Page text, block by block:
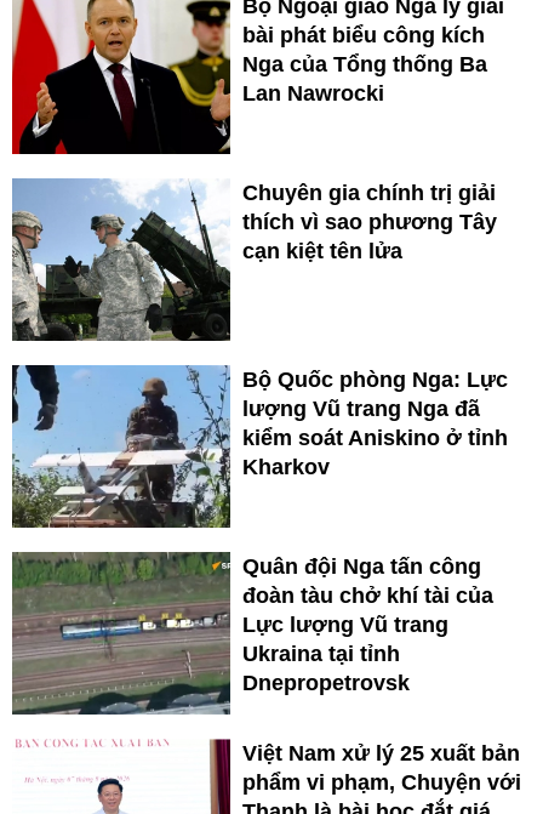
Bộ Ngoại giao Nga lý giải
bài phát biểu công kích
Nga của Tổng thống Ba
Lan Nawrocki
Chuyên gia chính trị giải
thích vì sao phương Tây
cạn kiệt tên lửa
Bộ Quốc phòng Nga: Lực
lượng Vũ trang Nga đã
kiểm soát Aniskino ở tỉnh
Kharkov
Quân đội Nga tấn công
đoàn tàu chở khí tài của
Lực lượng Vũ trang
Ukraina tại tỉnh
Dnepropetrovsk
Việt Nam xử lý 25 xuất bản
phẩm vi phạm, Chuyện với